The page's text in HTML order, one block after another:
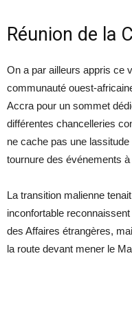
Réunion de la
On a par ailleurs appris ce
communauté ouest-
Accra pour un sommet
différentes chancelleries
ne cache pas une
tournure des événements
La transition malienne
inconfortable
des Affaires étrangères,
la route devant mener le